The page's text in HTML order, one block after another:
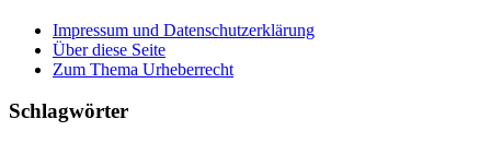
Impressum und Datenschutzerklärung
Über diese Seite
Zum Thema Urheberrecht
Schlagwörter